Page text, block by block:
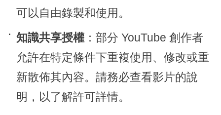
可以自由錄製和使用。
知識共享授權：部分 YouTube 創作者
允許在特定條件下重複使用、修改或重
新散佈其內容。請務必查看影片的說
明，以了解許可詳情。